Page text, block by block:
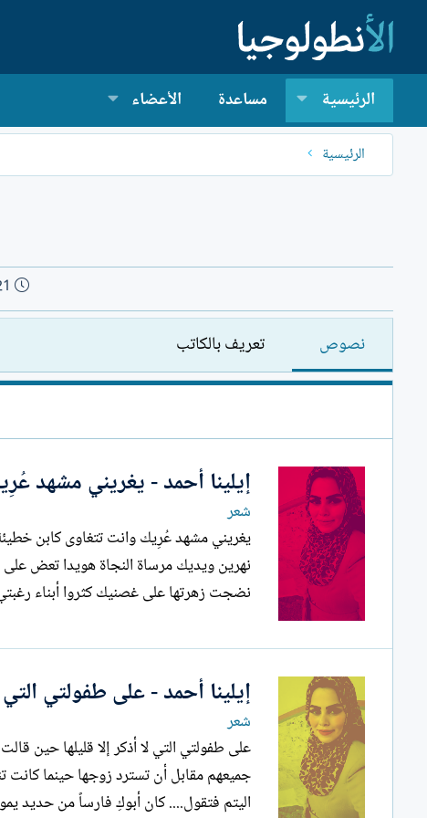
الرئيسية مساعدة الأعضاء
الرئيسية
ت
ا
خ
إ
ش
ا
ء
نصوص تعريف بالكاتب
إيلينا أحمد - يغريني مشهد
شعر
نهرين ويديك مرساة النجاة هويدا تعض
نضجت زهرتها على غصنيك كثروا أبناء رغبتي حين علقتهم على مشجب المضاجعات...
إيلينا أحمد - على طفولتي التي
شعر
على طفولتي
اليتم فتقول.... كان أبوكِ فارساً من حديد